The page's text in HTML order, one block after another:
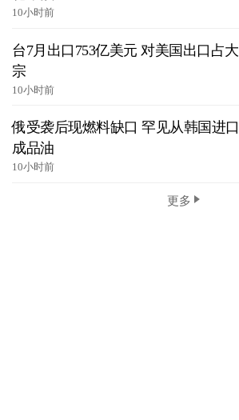
10小时前
台7月出口753亿美元 对美国出口占大
宗
10小时前
俄受袭后现燃料缺口 罕见从韩国进口
成品油
10小时前
更多